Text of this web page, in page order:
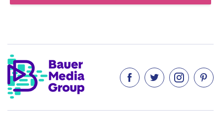
   